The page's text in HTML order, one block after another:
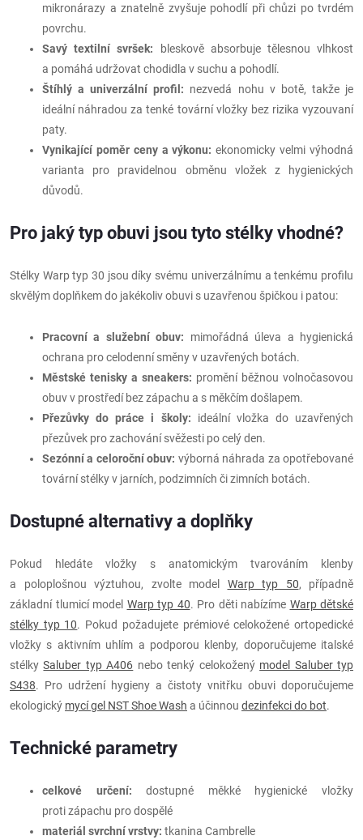
mikronárazy a znatelně zvyšuje pohodlí při chůzi po tvrdém
povrchu.
Savý textilní svršek: bleskově absorbuje tělesnou vlhkost
a pomáhá udržovat chodidla v suchu a pohodlí.
Štíhlý a univerzální profil: nezvedá nohu v botě, takže je
ideální náhradou za tenké tovární vložky bez rizika vyzouvaní
paty.
Vynikající poměr ceny a výkonu: ekonomicky velmi výhodná
varianta pro pravidelnou obměnu vložek z hygienických
důvodů.
Pro jaký typ obuvi jsou tyto stélky vhodné?
Stélky Warp typ 30 jsou díky svému univerzálnímu a tenkému profilu
skvělým doplňkem do jakékoliv obuvi s uzavřenou špičkou i patou:
Pracovní a služební obuv: mimořádná úleva a hygienická
ochrana pro celodenní směny v uzavřených botách.
Městské tenisky a sneakers: promění běžnou volnočasovou
obuv v prostředí bez zápachu a s měkčím došlapem.
Přezůvky do práce i školy: ideální vložka do uzavřených
přezůvek pro zachování svěžesti po celý den.
Sezónní a celoroční obuv: výborná náhrada za opotřebované
tovární stélky v jarních, podzimních či zimních botách.
Dostupné alternativy a doplňky
Pokud hledáte vložky s anatomickým tvarováním klenby
a poloplošnou výztuhou, zvolte model Warp typ 50, případně
základní tlumicí model Warp typ 40. Pro děti nabízíme Warp dětské
stélky typ 10. Pokud požadujete prémiové celokožené ortopedické
vložky s aktivním uhlím a podporou klenby, doporučujeme italské
stélkySaluber typ A406 nebo tenký celokožený model Saluber typ
S438. Pro udržení hygieny a čistoty vnitřku obuvi doporučujeme
ekologický mycí gel NST Shoe Wash a účinnou dezinfekci do bot.
Technické parametry
celkové určení: dostupné měkké hygienické vložky
proti zápachu pro dospělé
materiál svrchní vrstvy: tkanina Cambrelle